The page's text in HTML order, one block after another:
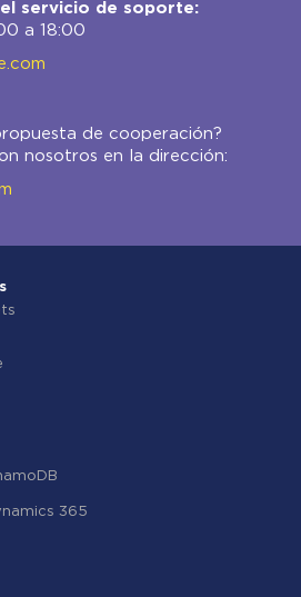
servicio de soporte:
a 18:00
de cooperación?
nosotros en la dirección:
365